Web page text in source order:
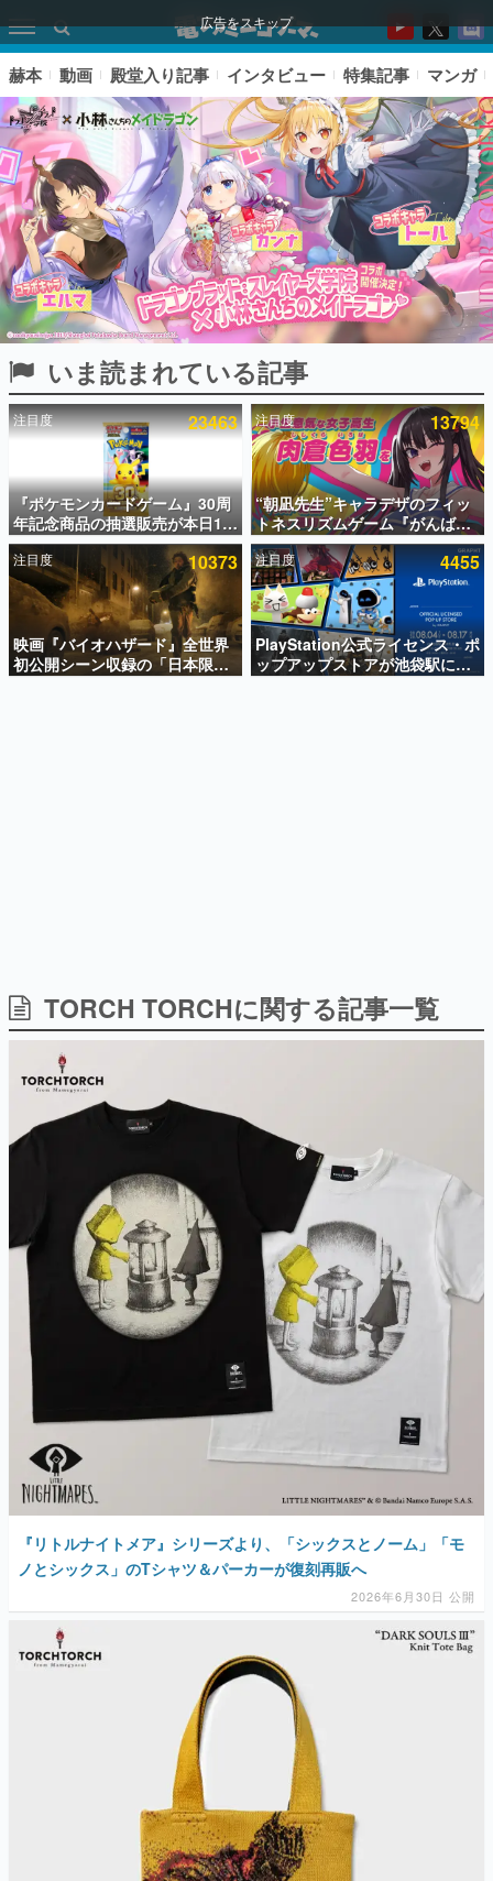
広告をスキップ
ピックアップ
電ファミのいま読まれている記事ランキング
アプリセール情報
インタビュー
連載・特集一覧
殿堂入り記事
SNS拡散数が数千以上！ ページビュー数万以上！ などな
ど。多くの人々に読まれた、電ファミ渾身の“殿堂入り”記
事をまとめました。
日本のコンテンツ産業やカルチャーに与えた影響を探る企
画です。
解説を掲載。約20年の歴史が一望できる決定版！
若ゲのいたり〜ゲームクリエイターの青春〜
『うつヌケ』『ペンと箸』等で知られるマンガ家・田中圭
一先生によるゲーム業界レポートマンガです。
なんでゲームは面白い？
ゲーム開発者・hamatsu氏がゲームの魅力を画面や操作の
具体的な形から解き明かしていく、硬派で骨太な評論連載
です。
ゲームが変えた日本語
「経験値」「裏技」「ラスボス」… ゲームにまつわる言葉
の起源や用法の変遷を、コンピューター文化史研究家・タ
イニーP氏が徹底調査。
カテゴリ
特集記事
マンガ
女性向け
その他
電ファミニコゲーマーとは？
赫本 動画 殿堂入り記事 インタビュー 特集記事 マンガ
いま読まれている記事
注目度 23463
『ポケモンカードゲーム』30周
年記念商品の抽選販売が本日12
時より開始。拡張パック「30th
CELEBRATION」のボックス
に、「プレミアムデッキセット
エーフィ・ブラッキー」
「FUTURISTIC BOX」の計3商
品
注目度 13794
“朝凪先生”キャラデザのフィッ
トネスリズムゲーム『がんば
れ！チアリズム』Steamストア
ページが公開。キャラクターの
CVは陽向葵ゅかさん
注目度 10373
映画『バイオハザード』全世界
初公開シーン収録の「日本限
定」予告映像が解禁。バイオの
注目度 4455
PlayStation公式ライセンス・ポ
ップアップストアが池袋駅にて
期間限定で開催。夏のアパレル
TORCH TORCHに関する記事一覧
『リトルナイトメア』シリーズより、「シックスとノーム」「モ
ノとシックス」のTシャツ＆パーカーが復刻再販へ
2026年6月30日 公開